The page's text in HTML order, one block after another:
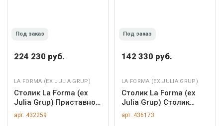
Под заказ
224 230 руб.
LA FORMA (ЕХ JULIA GRUP)
Столик La Forma (ех
Julia Grup) Приставной
столик Pirita из
коричневого мрамора
арт. 432259
Под заказ
142 330 руб.
LA FORMA (ЕХ JULIA GRUP)
Столик La Forma (ех
Julia Grup) Столик
Arvin из железа серого
цвета 70 x 52 см арт.
арт. 436173